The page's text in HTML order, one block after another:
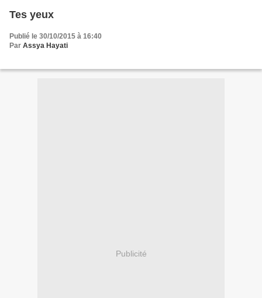
Tes yeux
Publié le 30/10/2015 à 16:40
Par Assya Hayati
Publicité